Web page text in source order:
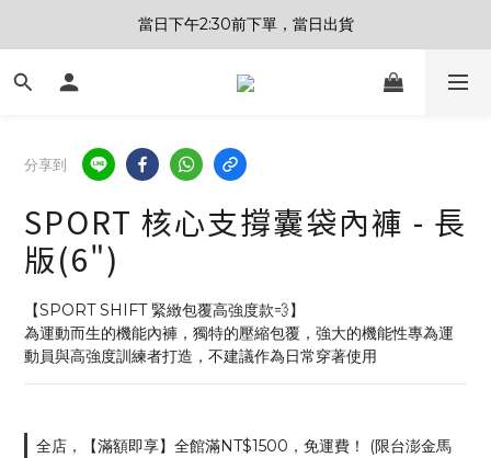
當日下午2:30前下單，當日出貨
分享到
SPORT 核心支撐囊袋內褲 - 長
版(6")
【SPORT SHIFT 緊緻包覆高強度款💨】
為運動而生的機能內褲，獨特的壓縮包覆，強大的機能性專為運
動員與高強度訓練者打造，不建議作為日常穿著使用
全店，【滿額即享】全館滿NT$1500，免運費！ (限台澎金馬